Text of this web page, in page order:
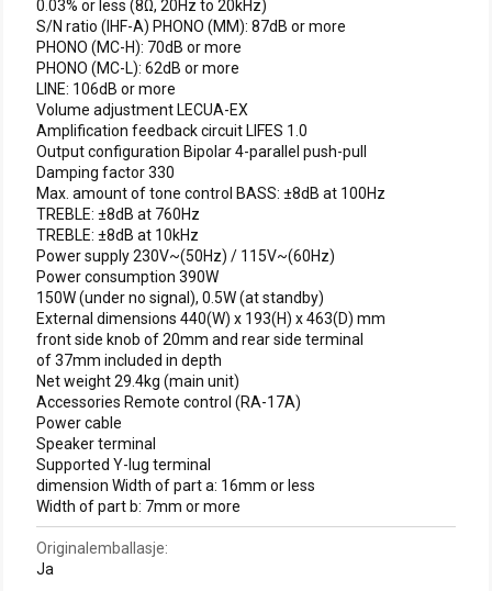
0.03% or less (8Ω, 20Hz to 20kHz)
S/N ratio (IHF-A) PHONO (MM): 87dB or more
PHONO (MC-H): 70dB or more
PHONO (MC-L): 62dB or more
LINE: 106dB or more
Volume adjustment LECUA-EX
Amplification feedback circuit LIFES 1.0
Output configuration Bipolar 4-parallel push-pull
Damping factor 330
Max. amount of tone control BASS: ±8dB at 100Hz
TREBLE: ±8dB at 760Hz
TREBLE: ±8dB at 10kHz
Power supply 230V~(50Hz) / 115V~(60Hz)
Power consumption 390W
150W (under no signal), 0.5W (at standby)
External dimensions 440(W) x 193(H) x 463(D) mm
front side knob of 20mm and rear side terminal
of 37mm included in depth
Net weight 29.4kg (main unit)
Accessories Remote control (RA-17A)
Power cable
Speaker terminal
Supported Y-lug terminal
dimension Width of part a: 16mm or less
Width of part b: 7mm or more
Originalemballasje
Ja